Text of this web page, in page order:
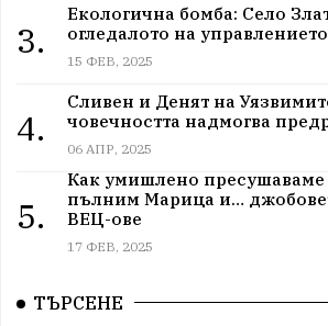
3.
Екологична бомба: Село
огледалото на управлението
15 ФЕВ, 2025
4.
Сливен и Денят на
човечността надмогва
06 АПР, 2025
5.
Как умишлено пресушаваме
пълним Марица и…
ВЕЦ-ове
17 ФЕВ, 2025
ТЪРСЕНЕ